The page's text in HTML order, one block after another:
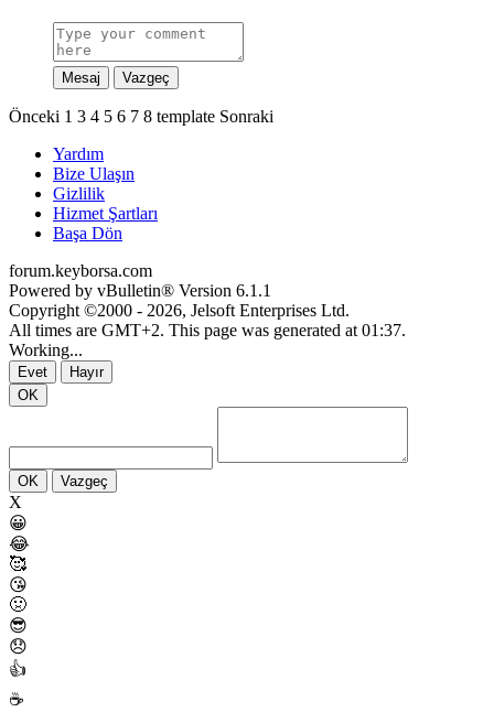
Mesaj Vazgeç
Önceki 1 3 4 5 6 7 8 template Sonraki
Yardım
Bize Ulaşın
Gizlilik
Hizmet Şartları
Başa Dön
forum.keyborsa.com
Powered by vBulletin® Version 6.1.1
Copyright ©2000 - 2026, Jelsoft Enterprises Ltd.
All times are GMT+2. This page was generated at 01:37.
Working...
Evet
Hayır
OK
OK Vazgeç
X
😀
😂
🥰
😘
🤢
😎
😞
👍
☕